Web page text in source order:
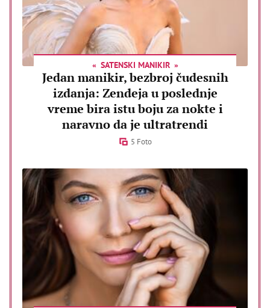
SATENSKI MANIKIR
Jedan manikir, bezbroj čudesnih
izdanja: Zendeja u poslednje
vreme bira istu boju za nokte i
naravno da je ultratrendi
5 Foto